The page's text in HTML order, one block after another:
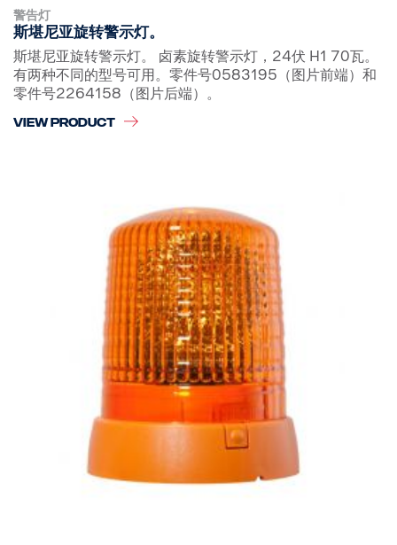
警告灯
斯堪尼亚旋转警示灯。
斯堪尼亚旋转警示灯。 卤素旋转警示灯，24伏 H1 70瓦。
有两种不同的型号可用。零件号0583195（图片前端）和
零件号2264158（图片后端）。
VIEW PRODUCT